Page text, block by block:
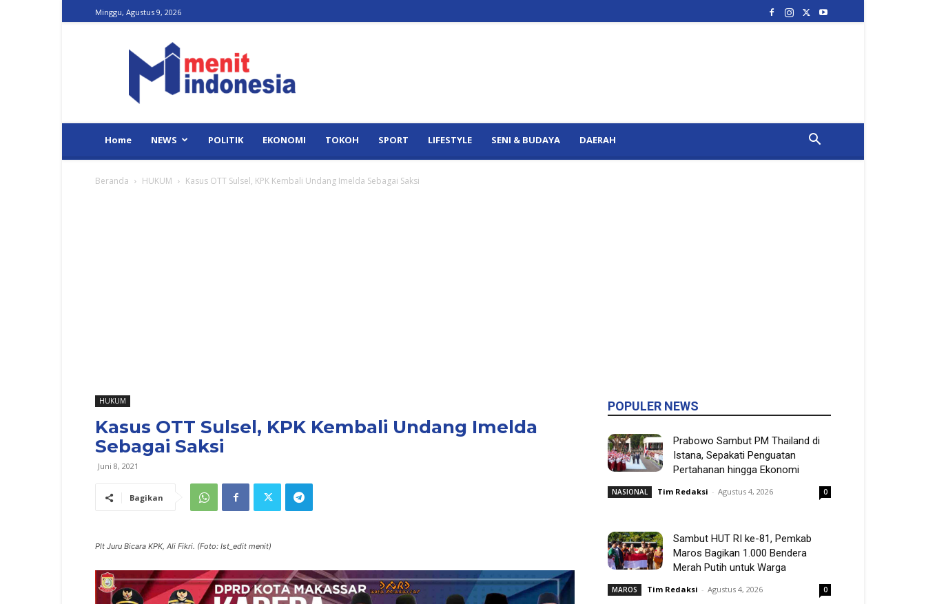
Minggu, Agustus 9, 2026
Indonesia
Home NEWS POLITIK EKONOMI TOKOH SPORT LIFESTYLE SENI & BUDAYA DAERAH
Beranda HUKUM Kasus OTT Sulsel, KPK Kembali Undang Imelda Sebagai Saksi
HUKUM
Kasus OTT Sulsel, KPK Kembali Undang Imelda
Sebagai Saksi
Juni 8, 2021
Bagikan
Plt Juru Bicara KPK, Ali Fikri. (Foto: Ist_edit menit)
POPULER NEWS
Prabowo Sambut PM Thailand di
Istana, Sepakati Penguatan
Pertahanan hingga Ekonomi
NASIONAL Tim Redaksi - Agustus 4, 2026 0
Sambut HUT RI ke-81, Pemkab
Maros Bagikan 1.000 Bendera
Merah Putih untuk Warga
MAROS Tim Redaksi - Agustus 4, 2026 0